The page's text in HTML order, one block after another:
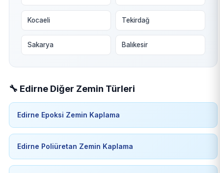
Kocaeli Tekirdağ
Sakarya Balıkesir
🔧 Edirne Diğer Zemin Türleri
Edirne Epoksi Zemin Kaplama
Edirne Poliüretan Zemin Kaplama